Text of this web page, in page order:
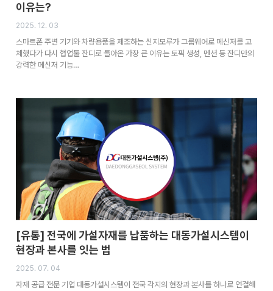
이유는?
2025. 12. 03
스마트폰 주변 기기와 차량용품을 제조하는 신지모루가 그룹웨어로 메신저를 교
체했다가 다시 협업툴 잔디로 돌아온 가장 큰 이유는 토픽 생성, 멘션 등 잔디만의
강력한 메신저 기능…
[유통] 전국에 가설자재를 납품하는 대동가설시스템이
현장과 본사를 잇는 법
2025. 07. 04
자재 공급 전문 기업 대동가설시스템이 전국 각지의 현장과 본사를 하나로 연결해